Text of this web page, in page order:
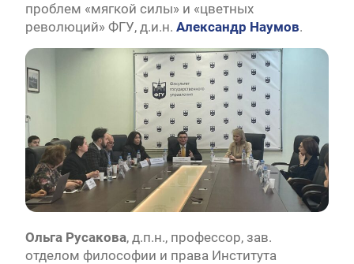
проблем «мягкой силы» и «цветных
революций» ФГУ, д.и.н. Александр Наумов.
Ольга Русакова, д.п.н., профессор, зав.
отделом философии и права Института